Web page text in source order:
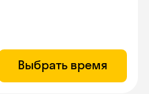
Выбрать время